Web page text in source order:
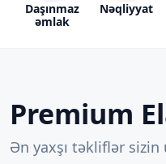
Daşınmaz
əmlak
Nəqliyyat
Premium
Ən yaxşı təkliflər sizin